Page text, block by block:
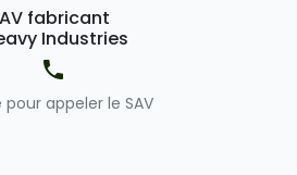
fabricant
Industries
appeler le SAV